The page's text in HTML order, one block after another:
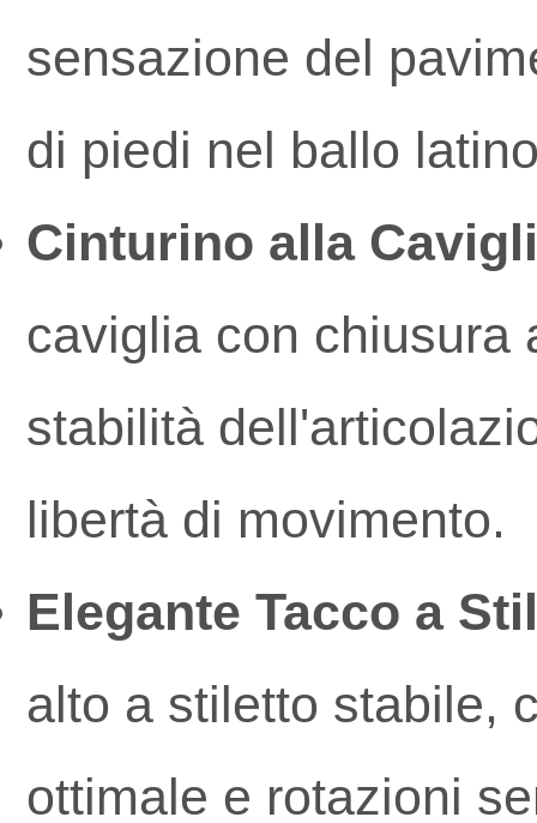
sensazione del
di piedi nel ballo
Cinturino alla
caviglia con chiusura
stabilità
libertà di movimento.
Elegante Tacco a
alto a stiletto stabile,
ottimale e rotazioni